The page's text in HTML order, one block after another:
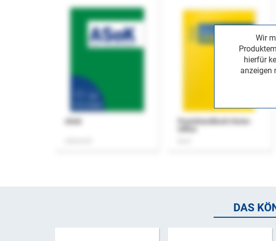
Wir
hierfür
anzeigen
Praxishandbuch Home-
DAS